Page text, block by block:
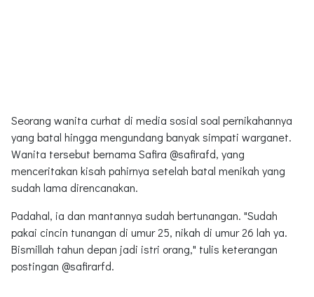
Seorang wanita curhat di media sosial soal pernikahannya
yang batal hingga mengundang banyak simpati warganet.
Wanita tersebut bernama Safira @safirafd, yang
menceritakan kisah pahirnya setelah batal menikah yang
sudah lama direncanakan.
Padahal, ia dan mantannya sudah bertunangan. "Sudah
pakai cincin tunangan di umur 25, nikah di umur 26 lah ya.
Bismillah tahun depan jadi istri orang," tulis keterangan
postingan @safirarfd.